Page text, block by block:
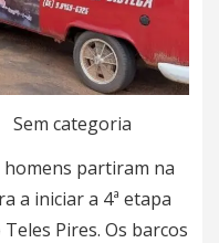
Sem categoria
homens partiram na
a iniciar a 4ª etapa
Pires. Os barcos